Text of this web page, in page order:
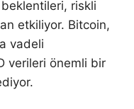
riskli
etkiliyor. Bitcoin,
vadeli
verileri önemli bir